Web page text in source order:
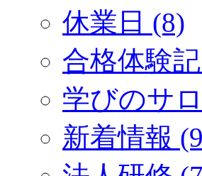
休業日 (8)
合格体験
学びのサ
新着情報